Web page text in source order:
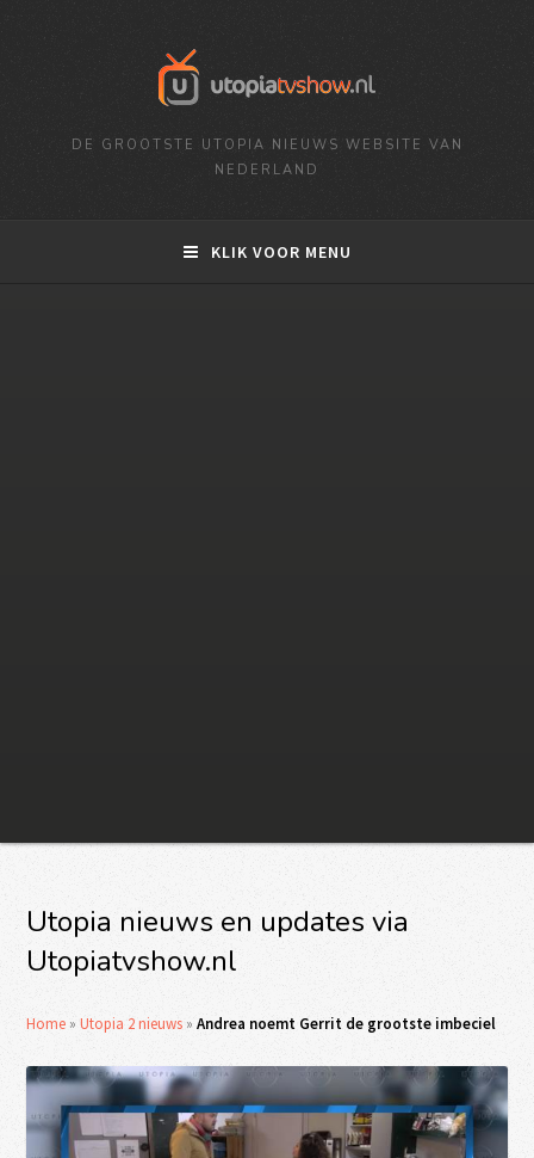
DE GROOTSTE UTOPIA NIEUWS WEBSITE VAN
NEDERLAND
KLIK VOOR MENU
Utopia nieuws en updates via
Utopiatvshow.nl
Home »Utopia 2 nieuws »Andrea noemt Gerrit de grootste imbeciel